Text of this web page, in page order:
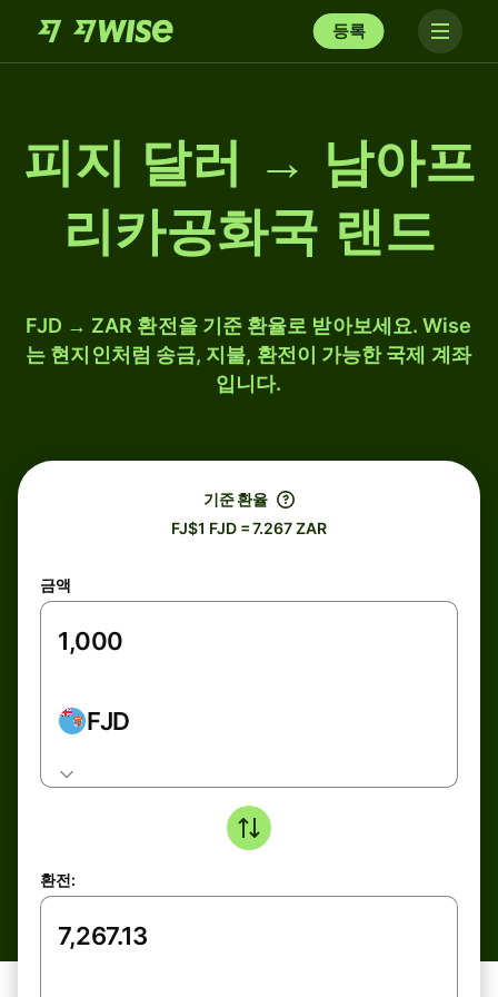
등록
피지 달러 → 남아프
리카공화국 랜드
FJD → ZAR 환전을 기준 환율로 받아보세요. Wise
는 현지인처럼 송금, 지불, 환전이 가능한 국제 계좌
입니다.
기준 환율
FJ$1 FJD = 7.267 ZAR
금액
FJD
환전: